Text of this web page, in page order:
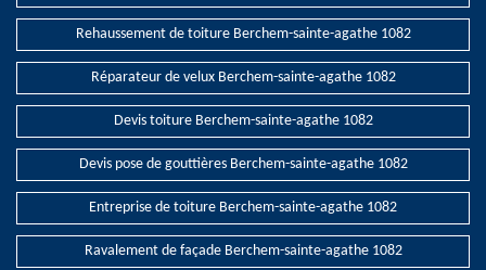
Rehaussement de toiture Berchem-sainte-agathe 1082
Réparateur de velux Berchem-sainte-agathe 1082
Devis toiture Berchem-sainte-agathe 1082
Devis pose de gouttières Berchem-sainte-agathe 1082
Entreprise de toiture Berchem-sainte-agathe 1082
Ravalement de façade Berchem-sainte-agathe 1082